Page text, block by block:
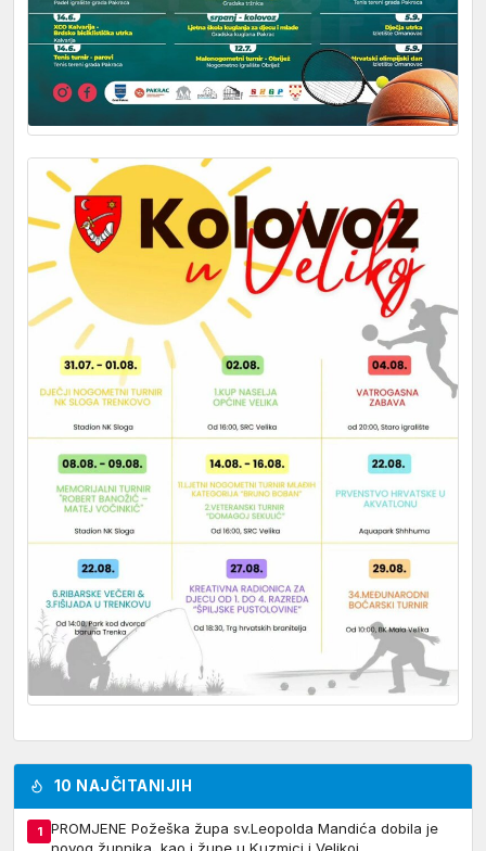
10 NAJČITANIJIH
1
PROMJENE Požeška župa sv.Leopolda Mandića dobila je